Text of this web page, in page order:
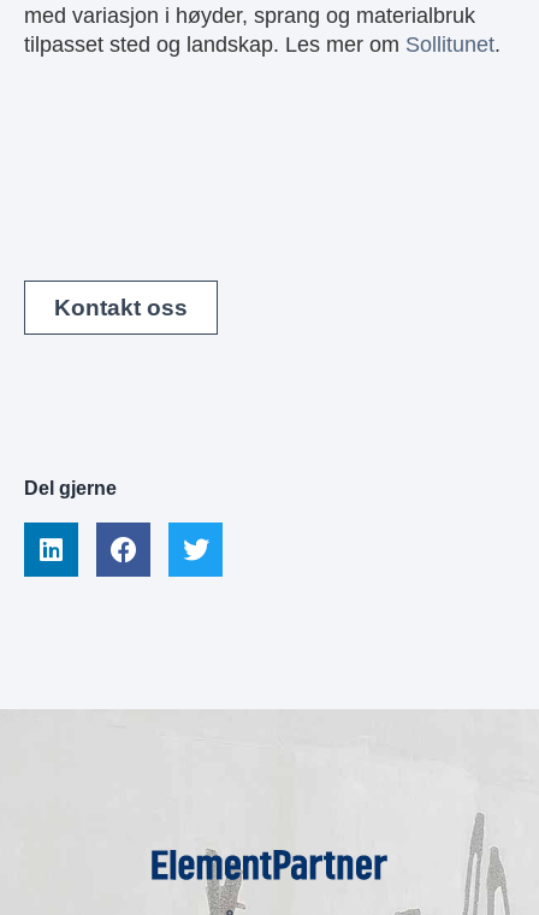
med variasjon i høyder, sprang og materialbruk
tilpasset sted og landskap. Les mer om Sollitunet.
Kontakt oss
Del gjerne